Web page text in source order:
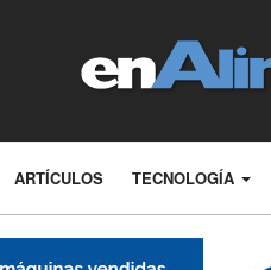
ARTÍCULOS TECNOLOGÍA